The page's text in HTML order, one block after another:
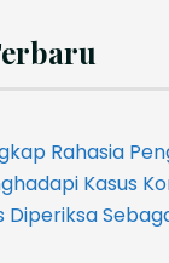
Rahasia
Kasus
Diperiksa